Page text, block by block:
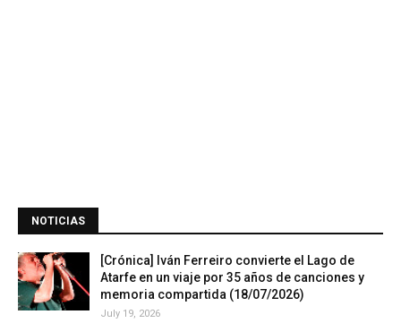
NOTICIAS
[Crónica] Iván Ferreiro convierte el Lago de
Atarfe en un viaje por 35 años de canciones y
memoria compartida (18/07/2026)
July 19, 2026